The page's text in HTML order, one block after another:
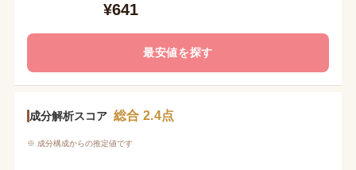
¥641
最安値を探す
成分解析スコア 総合 2.4点
※ 成分構成からの推定値です